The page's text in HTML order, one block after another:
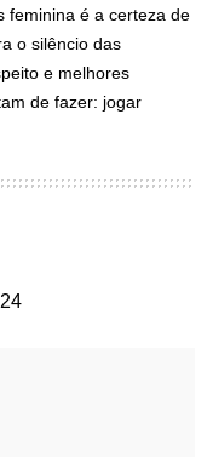
feminina é a certeza de
o silêncio das
e melhores
de fazer: jogar